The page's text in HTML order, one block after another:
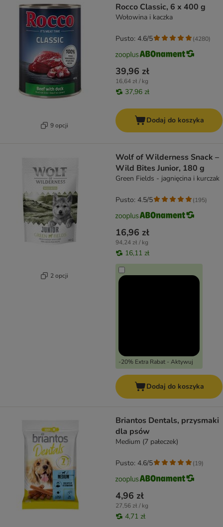
9 opcji
Rocco Classic, 6 x 400 g
Wołowina i kaczka
39,96 zł
16,64 zł / kg
37,96 zł
Pusto: 4.6/5 (4280)
Dodaj do koszyka
2 opcji
Wolf of Wilderness Snack –
Wild Bites Junior, 180 g
Green Fields - jagnięcina i kurczak
16,96 zł
94,24 zł / kg
16,11 zł
-20% Extra Rabat - Aktywuj
Pusto: 4.5/5 (195)
Dodaj do koszyka
Briantos Dentals, przysmaki
dla psów
Medium (7 pałeczek)
4,96 zł
27,56 zł / kg
4,71 zł
Pusto: 4.6/5 (19)